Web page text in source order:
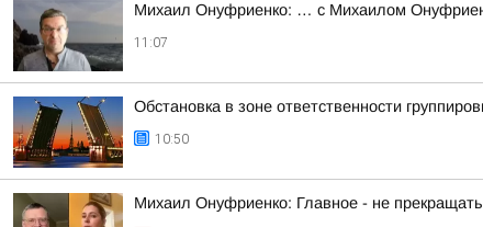
Михаил Онуфриенко: … с Михаилом
11:07
Обстановка в зоне ответственности
10:50
Михаил Онуфриенко: Главное - не